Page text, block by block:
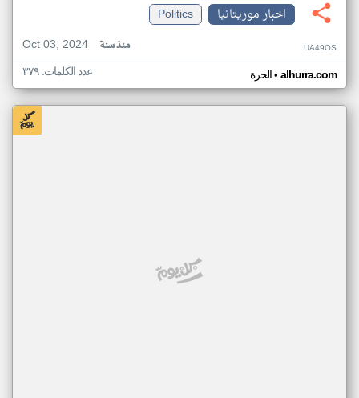
اخبار موريتانيا
Politics
Oct 03, 2024
منذ سنة UA49OS
الحرة• alhurra.com عدد الكلمات: ٣٧٩